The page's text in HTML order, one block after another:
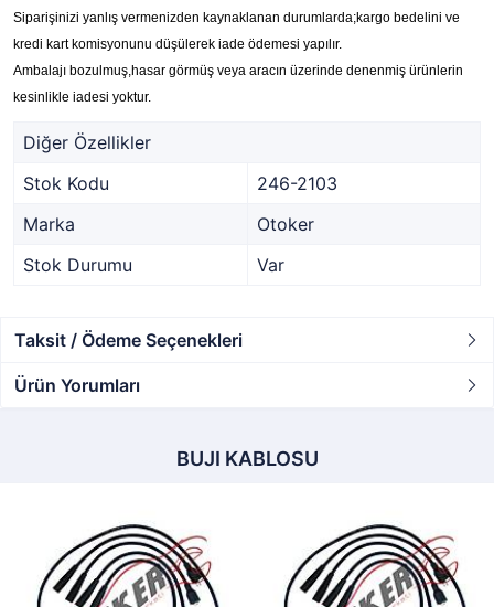
Siparişinizi yanlış vermenizden kaynaklanan durumlarda;kargo bedelini ve
kredi kart komisyonunu düşülerek iade ödemesi yapılır.
Ambalajı bozulmuş,hasar görmüş veya aracın üzerinde denenmiş ürünlerin
kesinlikle iadesi yoktur.
Diğer Özellikler
Stok Kodu
246-2103
Marka
Otoker
Stok Durumu
Var
Taksit / Ödeme Seçenekleri
Ürün Yorumları
BUJI KABLOSU